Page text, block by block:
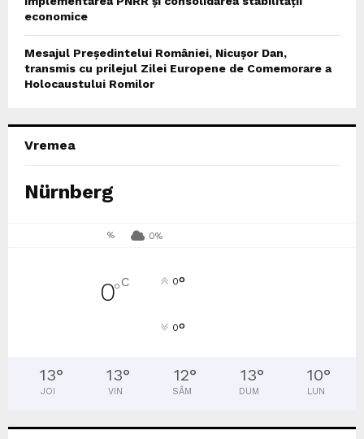
economice
Mesajul Președintelui României, Nicușor Dan,
transmis cu prilejul Zilei Europene de Comemorare a
Holocaustului Romilor
Vremea
Nürnberg
% 0%
0°C 0°
0°
13°
JOI
13°
VIN
12°
SÂM
13°
DUM
10°
LUN